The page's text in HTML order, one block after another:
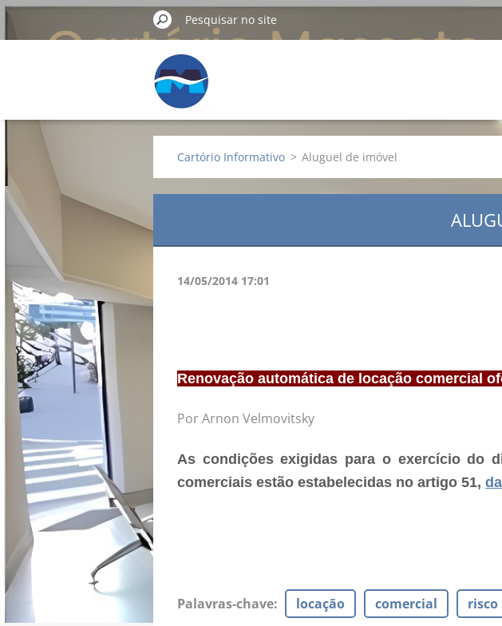
Cartório Informativo > Aluguel de imóvel
14/05/2014 17:01
Renovação automática de locação comercial
Por Arnon Velmovitsky
As condições exigidas para o exercício do
comerciais estão estabelecidas no artigo 51,
Palavras-chave: locação comercial risco